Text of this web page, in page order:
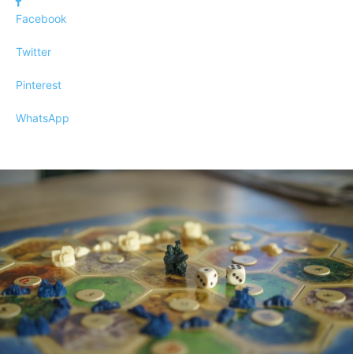
Facebook
Twitter
Pinterest
WhatsApp